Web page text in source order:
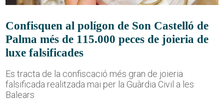
Confisquen al polígon de Son Castelló de
Palma més de 115.000 peces de joieria de
luxe falsificades
Es tracta de la confiscació més gran de joieria
falsificada realitzada mai per la Guàrdia Civil a les
Balears